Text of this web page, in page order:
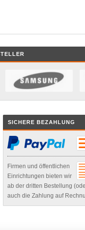
SICHERE BEZAHLUNG
Firmen und öffentlichen
Einrichtungen bieten wir
ab der dritten Bestellung
auch die Zahlung auf